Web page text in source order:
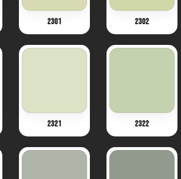
2301 2302
2321 2322